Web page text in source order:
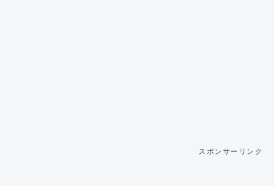
スポンサーリンク